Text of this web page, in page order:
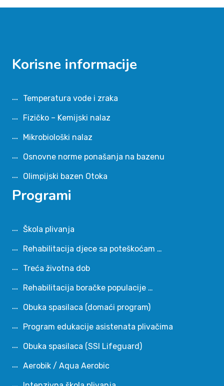
Korisne informacije
Temperatura vode i zraka
Fizičko – Kemijski nalaz
Mikrobiološki nalaz
Osnovne norme ponašanja na bazenu
Olimpijski bazen Otoka
Programi
Škola plivanja
Rehabilitacija djece sa poteškoćam …
Treća životna dob
Rehabilitacija boračke populacije …
Obuka spasilaca (domaći program)
Program edukacije asistenata plivačima
Obuka spasilaca (SSI Lifeguard)
Aerobik / Aqua Aerobic